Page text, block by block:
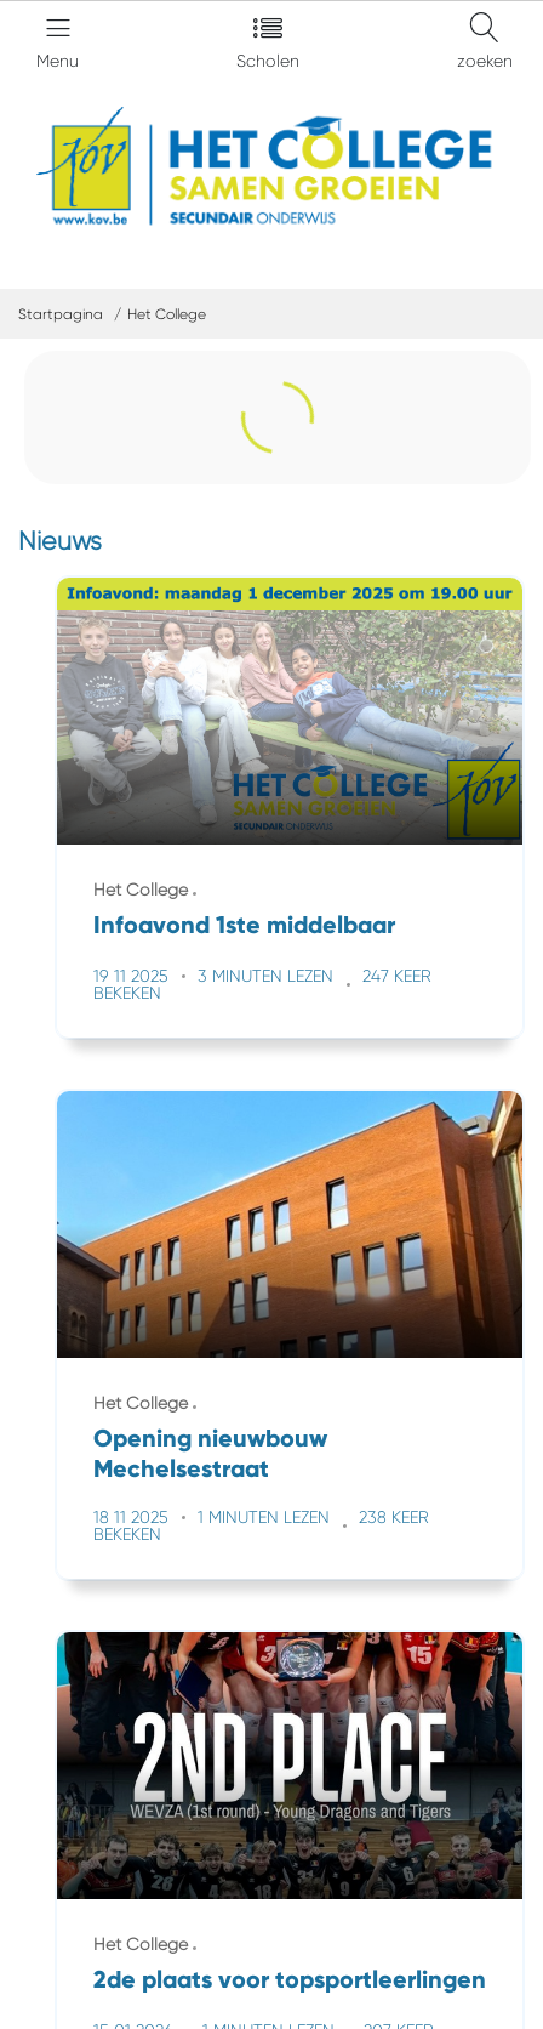
Menu Scholen zoeken
Startpagina Het College
Nieuws
Het College
Infoavond 1ste middelbaar
19 11 2025 3 MINUTEN LEZEN
247 KEER
BEKEKEN
Het College
Opening nieuwbouw
Mechelsestraat
18 11 2025 1 MINUTEN LEZEN
238 KEER
BEKEKEN
Het College
2de plaats voor topsportleerlingen